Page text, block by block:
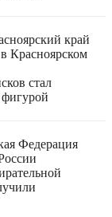
край
Красноярском
стал
фигурой
Федерация